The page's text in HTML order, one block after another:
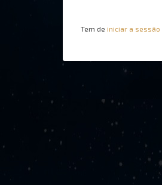
Tem de iniciar a sessão